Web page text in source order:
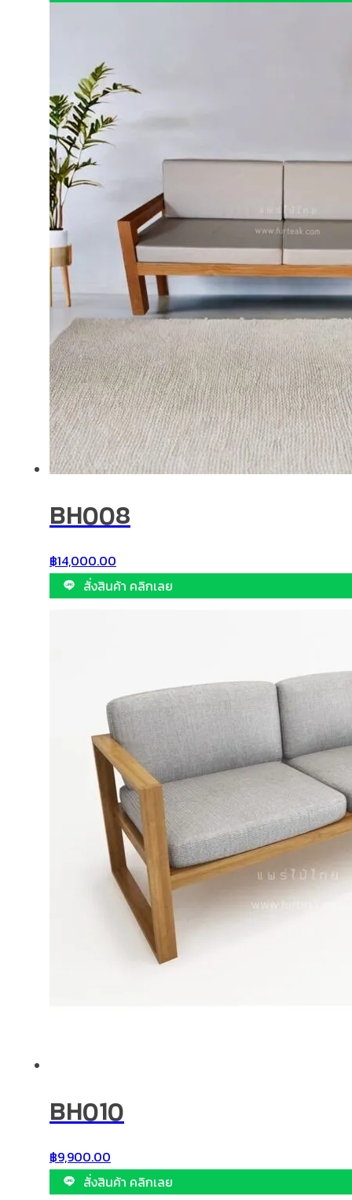
BH008
฿14,000.00
สั่งสินค้า คลิกเลย
BH010
฿9,900.00
สั่งสินค้า คลิกเลย